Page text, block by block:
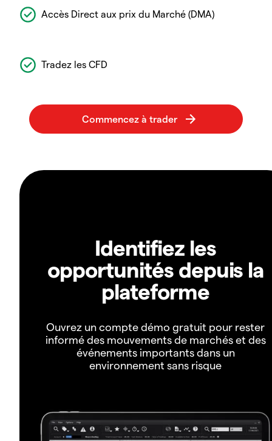
Accès Direct aux prix du Marché (DMA)
Tradez les CFD
Identifiez les
opportunités depuis la
plateforme
Ouvrez un compte démo gratuit pour rester
informé des mouvements de marchés et des
événements importants dans un
environnement sans risque